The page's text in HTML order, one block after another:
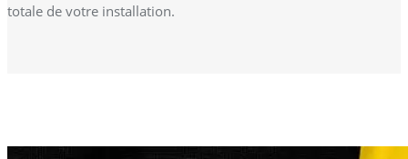
totale de votre installation.